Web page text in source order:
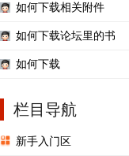
如何下载相关附件
如何下载论坛里的书
如何下载
栏目导航
新手入门区